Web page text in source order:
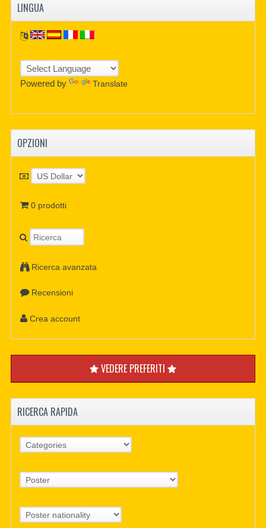
LINGUA
Powered by Translate
OPZIONI
0 prodotti
Ricerca avanzata
Recensioni
Crea account
VEDERE PREFERITI
RICERCA RAPIDA